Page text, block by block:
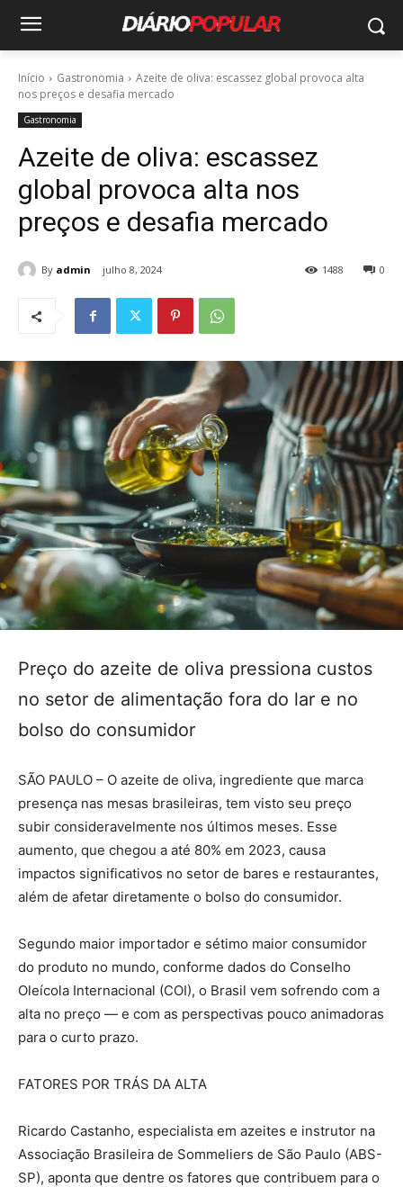
Início Gastronomia
Azeite de oliva: escassez global provoca alta
nos preços e desafia mercado
Gastronomia
Azeite de oliva: escassez
global provoca alta nos
preços e desafia mercado
By admin julho 8, 2024 0
1488
Preço do azeite de oliva pressiona custos
no setor de alimentação fora do lar e no
bolso do consumidor
SÃO PAULO – O azeite de oliva, ingrediente que marca
presença nas mesas brasileiras, tem visto seu preço
subir consideravelmente nos últimos meses. Esse
aumento, que chegou a até 80% em 2023, causa
impactos significativos no setor de bares e restaurantes,
além de afetar diretamente o bolso do consumidor.
Segundo maior importador e sétimo maior consumidor
do produto no mundo, conforme dados do Conselho
Oleícola Internacional (COI), o Brasil vem sofrendo com a
alta no preço — e com as perspectivas pouco animadoras
para o curto prazo.
FATORES POR TRÁS DA ALTA
Ricardo Castanho, especialista em azeites e instrutor na
Associação Brasileira de Sommeliers de São Paulo (ABS-
SP), aponta que dentre os fatores que contribuem para o